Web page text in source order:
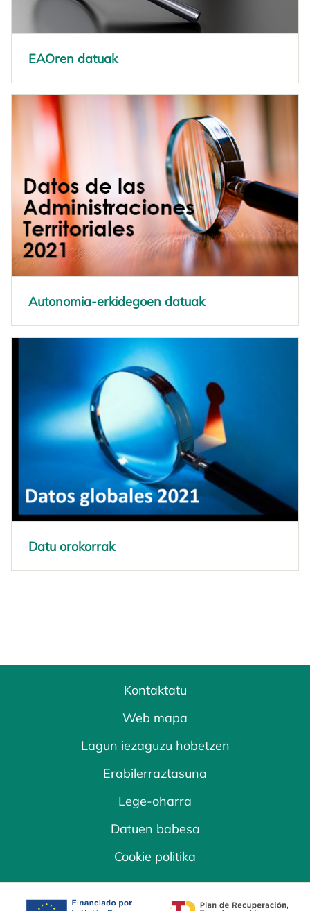
EAOren datuak
Autonomia-erkidegoen datuak
Datu orokorrak
Kontaktatu
Web mapa
Lagun iezaguzu hobetzen
Erabilerraztasuna
Lege-oharra
Datuen babesa
Cookie politika
opens in a new tab opens in a new